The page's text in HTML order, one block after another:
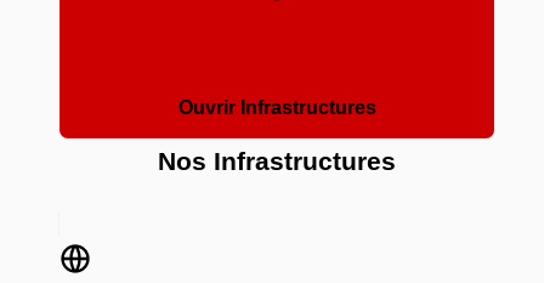
Ouvrir Infrastructures
Nos Infrastructures